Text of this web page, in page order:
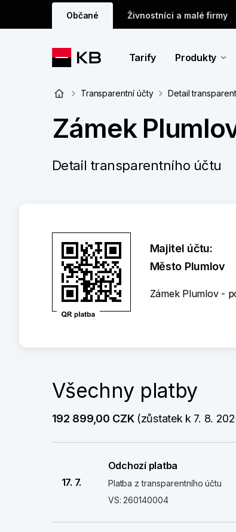
Občané Živnostníci a malé firmy
Tarify Produkty
Transparentní účty Detail
Zámek
Detail transparentního účtu
Majitel účtu:
Město Plumlov
Zámek Plumlov -
Všechny platby
192 899,00 CZK (zůstatek k 7. 8.
17. 7.
Odchozí platba
Platba z transparentního účtu
VS: 260140004